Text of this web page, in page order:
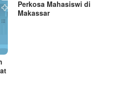
Perkosa Mahasiswi di
Makassar